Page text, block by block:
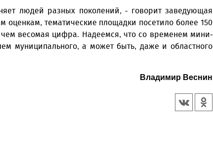
людей разных поколений, - говорит заведующая
тематические площадки посетило более 150
весомая цифра. Надеемся, что со временем мини-
муниципального, а может быть, даже и областного
Владимир Веснин